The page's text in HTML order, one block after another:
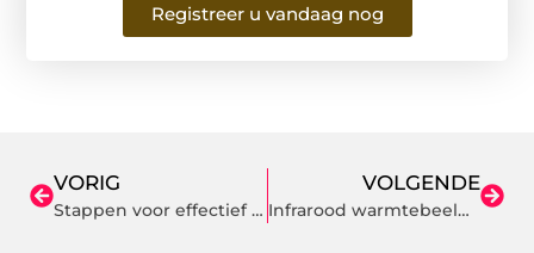
Registreer u vandaag nog
VORIG
Stappen voor effectief productontwerp: een aantal tips
VOLGENDE
Infrarood warmtebeeldcamera kopen: ontdek de kracht van thermische precisie